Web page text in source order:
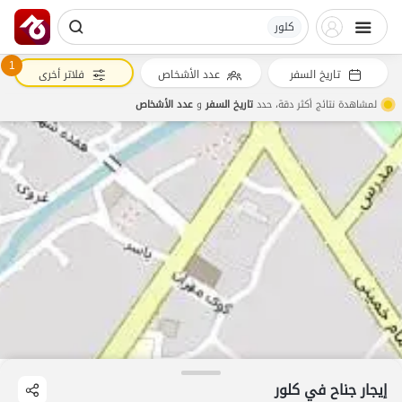
کلور
إيجار جناح في کلور
تاريخ السفر عدد الأشخاص 1 فلاتر أخرى
لمشاهدة نتائج أكثر دقة، حددتاريخ السفروعدد الأشخاص